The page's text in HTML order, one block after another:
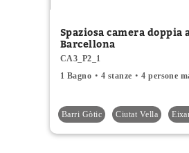
Spaziosa camera doppia
Barcellona
CA3_P2_1
1 Bagno
4 stanze 4 persone
Barri Gòtic Ciutat Vella